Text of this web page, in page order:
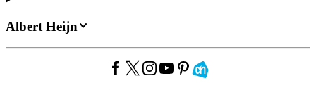
Albert Heijn